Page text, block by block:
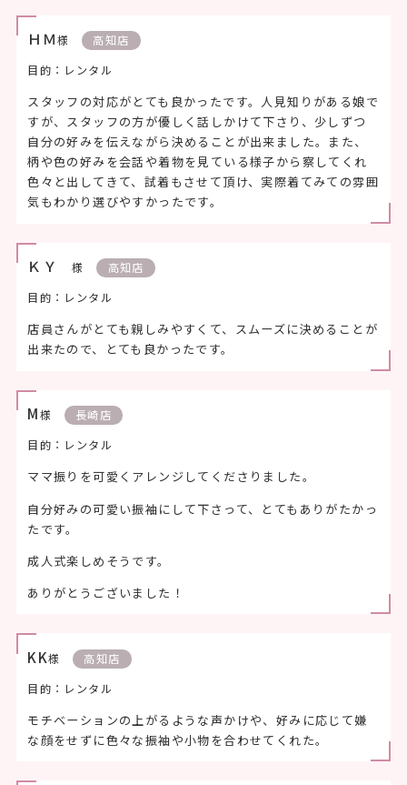
ＨＭ様
高知店
目的：レンタル
スタッフの対応がとても良かったです。人見知りがある娘で
すが、スタッフの方が優しく話しかけて下さり、少しずつ
自分の好みを伝えながら決めることが出来ました。また、
柄や色の好みを会話や着物を見ている様子から察してくれ
色々と出してきて、試着もさせて頂け、実際着てみての雰囲
気もわかり選びやすかったです。
ＫＹ様
高知店
目的：レンタル
店員さんがとても親しみやすくて、スムーズに決めることが
出来たので、とても良かったです。
M様
長崎店
目的：レンタル
ママ振りを可愛くアレンジしてくださりました。
自分好みの可愛い振袖にして下さって、とてもありがたかっ
たです。
成人式楽しめそうです。
ありがとうございました！
KK様
高知店
目的：レンタル
モチベーションの上がるような声かけや、好みに応じて嫌
な顔をせずに色々な振袖や小物を合わせてくれた。